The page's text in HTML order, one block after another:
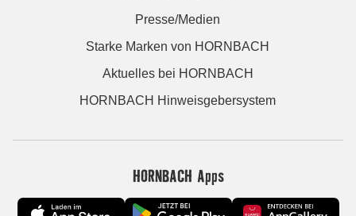
Presse/Medien
Starke Marken von HORNBACH
Aktuelles bei HORNBACH
HORNBACH Hinweisgebersystem
HORNBACH Apps